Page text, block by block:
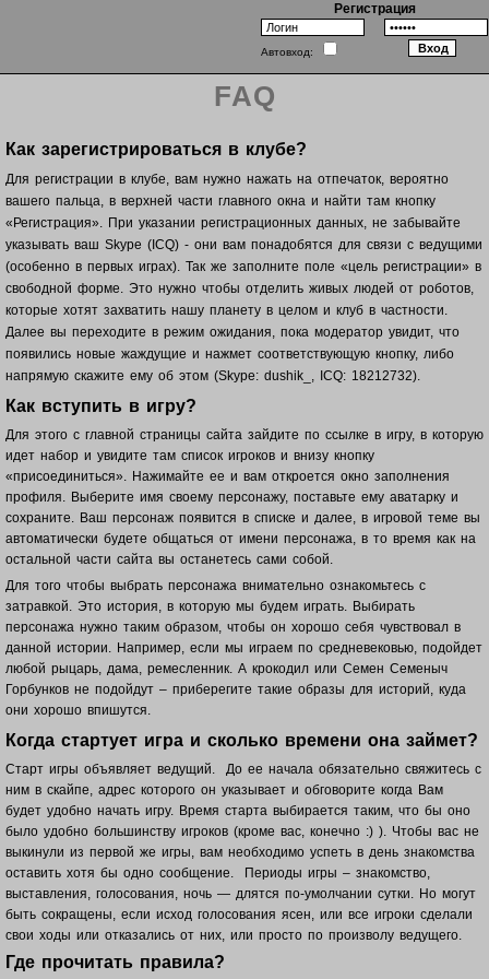
Регистрация
Автовход:
FAQ
Как зарегистрироваться в клубе?
Для регистрации в клубе, вам нужно нажать на отпечаток, вероятно
вашего пальца, в верхней части главного окна и найти там кнопку
«Регистрация». При указании регистрационных данных, не забывайте
указывать ваш Skype (ICQ) - они вам понадобятся для связи с ведущими
(особенно в первых играх). Так же заполните поле «цель регистрации» в
свободной форме. Это нужно чтобы отделить живых людей от роботов,
которые хотят захватить нашу планету в целом и клуб в частности.
Далее вы переходите в режим ожидания, пока модератор увидит, что
появились новые жаждущие и нажмет соответствующую кнопку, либо
напрямую скажите ему об этом (Skype: dushik_, ICQ: 18212732).
Как вступить в игру?
Для этого с главной страницы сайта зайдите по ссылке в игру, в которую
идет набор и увидите там список игроков и внизу кнопку
«присоединиться». Нажимайте ее и вам откроется окно заполнения
профиля. Выберите имя своему персонажу, поставьте ему аватарку и
сохраните. Ваш персонаж появится в списке и далее, в игровой теме вы
автоматически будете общаться от имени персонажа, в то время как на
остальной части сайта вы останетесь сами собой.
Для того чтобы выбрать персонажа внимательно ознакомьтесь с
затравкой. Это история, в которую мы будем играть. Выбирать
персонажа нужно таким образом, чтобы он хорошо себя чувствовал в
данной истории. Например, если мы играем по средневековью, подойдет
любой рыцарь, дама, ремесленник. А крокодил или Семен Семеныч
Горбунков не подойдут – приберегите такие образы для историй, куда
они хорошо впишутся.
Когда стартует игра и сколько времени она займет?
Старт игры объявляет ведущий. До ее начала обязательно свяжитесь с
ним в скайпе, адрес которого он указывает и обговорите когда Вам
будет удобно начать игру. Время старта выбирается таким, что бы оно
было удобно большинству игроков (кроме вас, конечно :) ). Чтобы вас не
выкинули из первой же игры, вам необходимо успеть в день знакомства
оставить хотя бы одно сообщение. Периоды игры – знакомство,
выставления, голосования, ночь — длятся по-умолчании сутки. Но могут
быть сокращены, если исход голосования ясен, или все игроки сделали
свои ходы или отказались от них, или просто по произволу ведущего.
Где прочитать правила?